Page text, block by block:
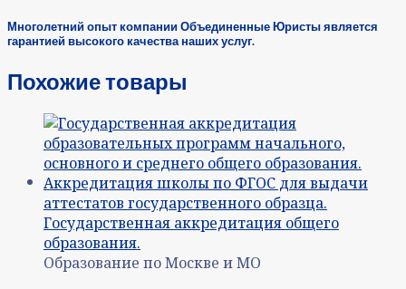
Многолетний опыт компании Объединенные Юристы является
гарантией высокого качества наших услуг.
Похожие товары
Образование по Москве и МО